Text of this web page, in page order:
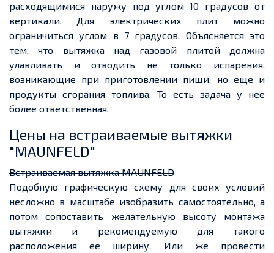
расходящимися наружу под углом 10 градусов от
вертикали. Для электрических плит можно
ограничиться углом в 7 градусов. Объясняется это
тем, что вытяжка над газовой плитой должна
улавливать и отводить не только испарения,
возникающие при приготовлении пищи, но еще и
продукты сгорания топлива. То есть задача у нее
более ответственная.
Цены на встраиваемые вытяжки
"MAUNFELD"
Встраиваемая вытяжка MAUNFELD
Подобную графическую схему для своих условий
несложно в масштабе изобразить самостоятельно, а
потом сопоставить желательную высоту монтажа
вытяжки и рекомендуемую для такого
расположения ее ширину. Или же провести